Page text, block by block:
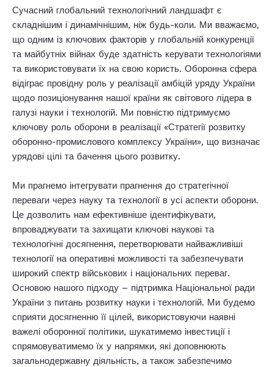
Сучасний глобальний технологічний ландшафт є
складнішим і динамічнішим, ніж будь-коли. Ми вважаємо,
що одним із ключових факторів у глобальній конкуренції
та майбутніх війнах буде здатність керувати технологіями
та використовувати їх на свою користь. Оборонна сфера
відіграє провідну роль у реалізації амбіцій уряду України
щодо позиціонування нашої країни як світового лідера в
галузі науки і технологій. Ми повністю підтримуємо
ключову роль оборони в реалізації «Стратегії розвитку
оборонно-промислового комплексу України», що визначає
урядові цілі та бачення цього розвитку.
Ми прагнемо інтегрувати прагнення до стратегічної
переваги через науку та технології в усі аспекти оборони.
Це дозволить нам ефективніше ідентифікувати,
впроваджувати та захищати ключові наукові та
технологічні досягнення, перетворювати найважливіші
технології на оперативні можливості та забезпечувати
широкий спектр військових і національних переваг.
Основою нашого підходу – підтримка Національної ради
України з питань розвитку науки і технологій. Ми будемо
сприяти досягненню її цілей, використовуючи наявні
важелі оборонної політики, шукатимемо інвестиції і
спрямовуватимемо їх у напрямки, які доповнюють
загальнодержавну діяльність, а також забезпечимо